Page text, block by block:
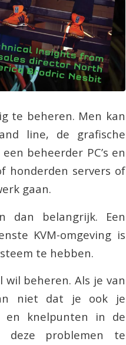
te beheren. Men kan
line, de grafische
beheerder PC’s en
honderden servers of
gaan.
dan belangrijk. Een
KVM-omgeving is
te hebben.
wil beheren. Als je van
niet dat je ook je
en knelpunten in de
deze problemen te